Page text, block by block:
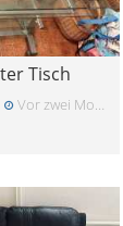
Tisch
Vor zwei Monaten